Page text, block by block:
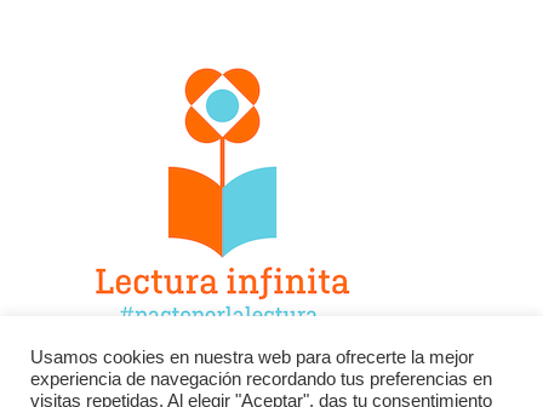
Facebook Twitter Instagram
Usamos cookies en nuestra web para ofrecerte la mejor
experiencia de navegación recordando tus preferencias en
visitas repetidas. Al elegir "Aceptar", das tu consentimiento